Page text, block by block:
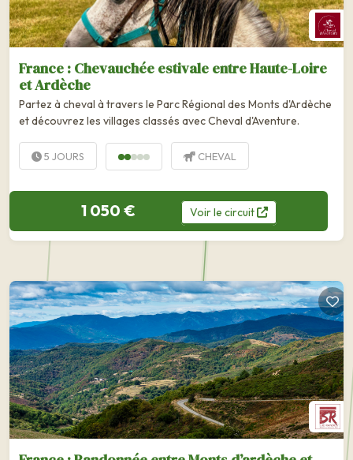
France : Chevauchée estivale entre Haute-Loire
et Ardèche
Partez à cheval à travers le Parc Régional des Monts d'Ardèche
et découvrez les villages classés avec Cheval d'Aventure.
5 JOURS CHEVAL
1 050 € Voirle circuit